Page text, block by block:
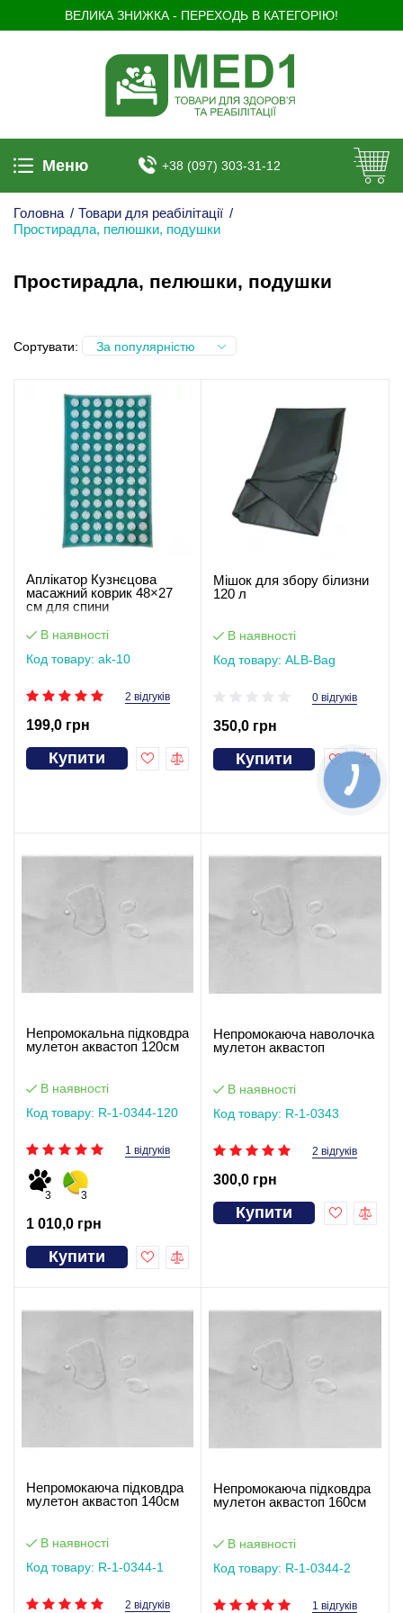
ВЕЛИКА ЗНИЖКА - ПЕРЕХОДЬ В КАТЕГОРІЮ!
Меню +38 (097) 303-31-12
Головна / Товари для реабілітації /
Простирадла, пелюшки, подушки
Простирадла, пелюшки, подушки
Сортувати: За популярністю
Аплікатор Кузнєцова
масажний коврик 48×27
см для спини
В наявності
Код товару: ak-10
2 відгуків
199,0 грн
Купити
Мішок для збору білизни
120 л
В наявності
Код товару: ALB-Bag
0 відгуків
350,0 грн
Купити
Непромокальна підковдра
мулетон аквастоп 120см
В наявності
Код товару: R-1-0344-120
1 відгуків
3 3
1 010,0 грн
Купити
Непромокаюча наволочка
мулетон аквастоп
В наявності
Код товару: R-1-0343
2 відгуків
300,0 грн
Купити
Непромокаюча підковдра
мулетон аквастоп 140см
В наявності
Код товару: R-1-0344-1
2 відгуків
Непромокаюча підковдра
мулетон аквастоп 160см
В наявності
Код товару: R-1-0344-2
1 відгуків